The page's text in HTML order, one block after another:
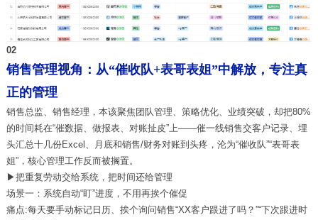
02
销售管理视角：从“催收队+表哥表姐”中解放，专注真
正的管理
销售总监、销售经理，本该聚焦团队管理、策略优化、业绩突破，却把80%
的时间耗在“催数据、做报表、对账扯皮”上——催一线销售交客户记录、埋
头汇总十几份Excel 、月底和销售/财务对账到头疼，沦为“催收队”“表哥表
姐”，核心管理工作反而被搁置。
▶把重复劳动交给系统，把时间还给管理
场景一：系统自动“盯”进度，不用再挨个催促
痛点:每天要手动标记日历、挨个询问销售“XX客户跟进了吗？”“下次跟进时